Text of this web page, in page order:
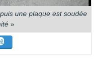
une plaque est soudée
»